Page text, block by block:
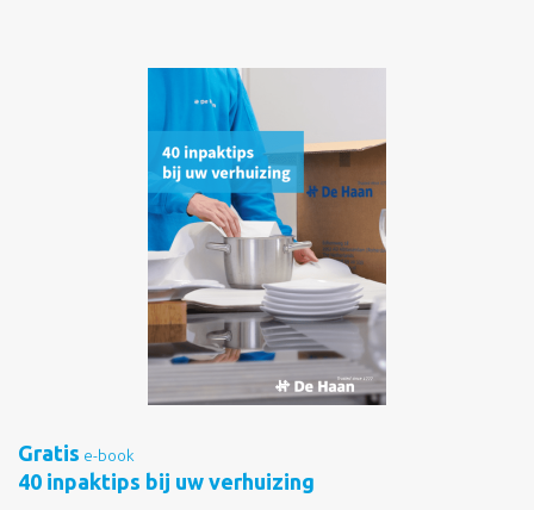
Gratis e-book
40 inpaktips bij uw verhuizing